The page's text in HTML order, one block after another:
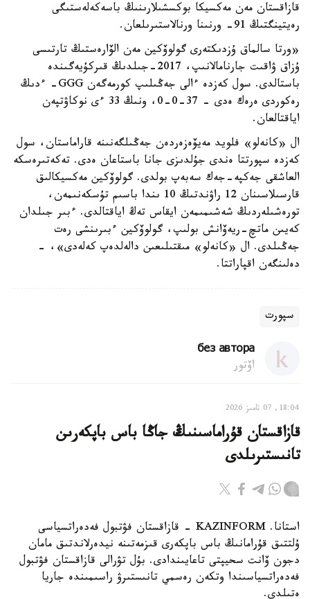
قازاقستان مەن مەكسيكا بوكسشىلارىنىڭ باسەكەلەستىگى
رەيتينگتىڭ 91- ورنىنا ورنالاستىرىلعان.
«ورتا سالماق ۇزدىكتەرى گولوۆكين مەن الۆارەستىڭ تارتىسى
ۇزاق ۋاقىت جارنامالانىپ، 2017-جىلدىڭ قىركۇيەگىندە
باستالدى. سول كەزدە ءالى جەڭىلىپ كورمەگەن GGG- ءدىڭ
رەكوردى ەرەك ەدى - 37-0-0، ونىڭ 33 ءى نوكاۋتپەن
اياقتالعان.
ال «كانەلو» فلويد مەيۆەزەردەن جەڭىلگەنىنە قاراماستان، سول
كەزدە سپورتتا ەندى جۇلدىزى جانا باستاعان ەدى. تەكەتىرەسكە
العاشقى جەكپە-جەك سەبەپ بولدى. گولوۆكين مەكسيكالىق
قارسىلاسىنان 12 راۋندتىڭ 10 ىندا باسىم تۇسكەنىمەن،
تورەشىلەردىڭ شەشىمىمەن ايقاس تەڭ اياقتالدى. ءبىر جىلدان
كەيىن ماتچ-ريەۆانش بولىپ، گولوۆكين ءبىرىنشى رەت
جەڭىلدى. ال «كانەلو» مىقتىلىعىن دالەلدەپ كەلەدى»، -
دەلىنگەن اقپاراتتا.
سپورت
без автора
اۆتور
18:04, 07 تامىز 2026
قازاقستان قۇراماسىنىڭ جاڭا باس باپكەرىن
تانىستىرىلدى
استانا. KAZINFORM - قازاقستان فۋتبول فەدەراتسياسى
ۇلتتىق قۇرامانىڭ باس باپكەرى قىزمەتىنە نيدەرلاندتىق مامان
دجون ۆانت سحيپتى تاعايىندادى. بۇل تۋرالى قازاقستان فۋتبول
فەدەراتسياسىندا وتكەن رەسمي تانىستىرۋ راسىمىندە جاريا
ەتىلدى.